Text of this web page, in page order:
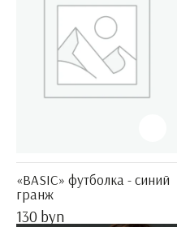
«BASIC» футболка - синий
гранж
130 byn